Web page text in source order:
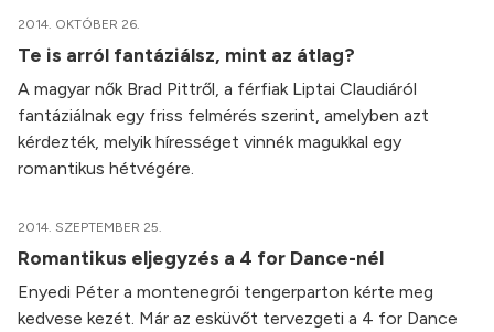
2014. OKTÓBER 26.
Te is arról fantáziálsz, mint az átlag?
A magyar nők Brad Pittről, a férfiak Liptai Claudiáról
fantáziálnak egy friss felmérés szerint, amelyben azt
kérdezték, melyik hírességet vinnék magukkal egy
romantikus hétvégére.
2014. SZEPTEMBER 25.
Romantikus eljegyzés a 4 for Dance-nél
Enyedi Péter a montenegrói tengerparton kérte meg
kedvese kezét. Már az esküvőt tervezgeti a 4 for Dance